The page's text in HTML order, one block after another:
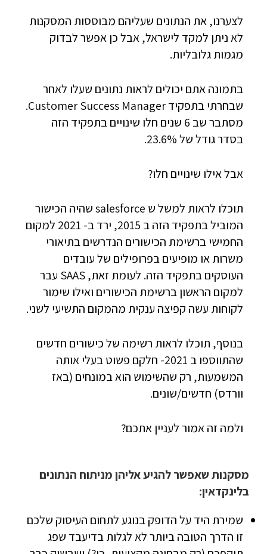
לצערנו, את הנתונים שעליהם מבוססות המסקנות
לא ניתן למקד לישראל, אבל כן אפשר לבדוק
מגמות גלובליות.
בתמונה אתם יכולים לראות נתונים שעלו לאחר
שבחרתי בתפקיד Customer Success Manager.
מסתבר שב 6 שנים חלו שינויים בתפקיד הזה
בסדר גודל של 23.6%.
אבל אילו שינויים חלו?
תוכלו לראות למשל ש salesforce שהיה הכישור
המוביל בתפקיד הזה ב 2015, ירד ב- 2021 למקום
החמישי ברשימת הכישורים הנדרשים בתיאורי
משרות או מופיעים בפרופילים של עובדים
העוסקים בתפקיד הזה. לעומת זאת, SAAS עבר
למקום הראשון ברשימת הכישורים ואילו שימור
לקוחות עשה קפיצה ענקית מהמקום התשיעי לשני.
בנוסף, תוכלו לראות רשימה של כישורים חדשים
שהתווספו ב 2021- חלקם פשוט בעלי אותה
המשמעות, רק שהשימוש הוא במונחים (באז
וורדס) חדשים/שונים.
ולמה זה אמור לעניין אתכם?
מסקנות שאפשר להגיע אליהן מניתוח הנתונים
בלינקדאין:
שמירת היד על הדופק בנוגע לתחום העיסוק שלכם
זו הדרך הטובה ביותר לא לגלות בדיעבד שפג